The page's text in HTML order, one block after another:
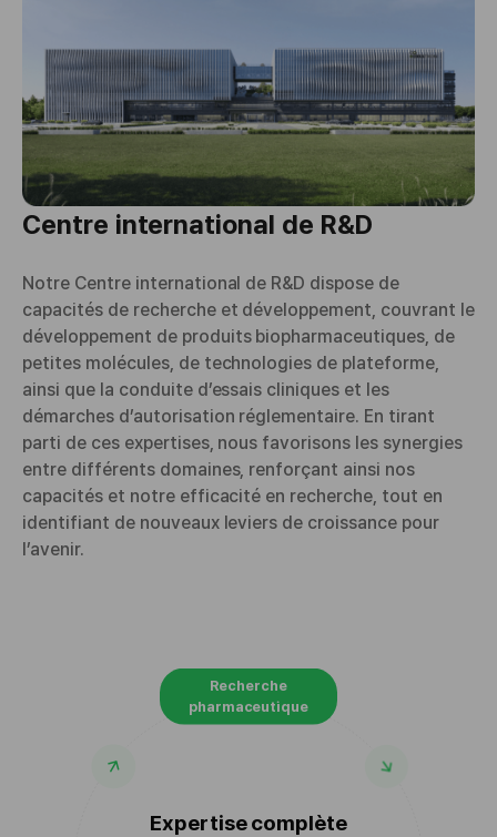
Centre international de R&D
Notre Centre international de R&D dispose de
capacités de recherche et développement, couvrant le
développement de produits biopharmaceutiques, de
petites molécules, de technologies de plateforme,
ainsi que la conduite d’essais cliniques et les
démarches d’autorisation réglementaire. En tirant
parti de ces expertises, nous favorisons les synergies
entre différents domaines, renforçant ainsi nos
capacités et notre efficacité en recherche, tout en
identifiant de nouveaux leviers de croissance pour
l’avenir.
Expertise complète
Recherche
pharmaceutique